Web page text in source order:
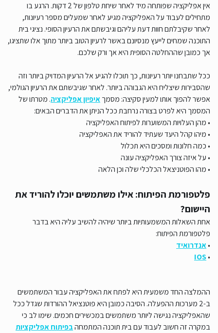
אין אפליקציה שפותחה מיד לאחר שיחת טלפון של 2 דקות. הרגע בו
מתחילים לעבוד על האפליקציה מגיע לאחר שמעלים מספר רעיונות,
לאחר שקיבלתם חוות דעת עליהם וגיבשתם את הרעיון הסופי. נציגי בית
התוכנה שמחים לייעץ מנסיונם באשר לרעיון הטוב ביותר מתוך אלו שתציגו,
אך כמובן שההחלטה הסופית היא אך ורק שלכם.
ככל שתבחנו יותר רעיונות, כך תוכלו להגיע אל הרעיון המדויק ביותר וזה
שהסבירות שיצליח היא הגבוהה ביותר. לאחר שגיבשתם את הרעיון הגולמי,
אפשר להפוך אותו למעין סקיצה: מסמךאיפיון אפליקציה. מטרתו של
המסמך היא לפרט בצורה נרחבת ככל הניתן את הדברים הבאים:
• מהן העלויות המשוערות לפיתוח האפליקציה
• מיהו קהל היעד שעתיד להוריד את האפליקציה
• כמה חלונות ומסכים היא תכלול
• על איזה צורך האפליקציה עונה
• מהו הפוטניצאל הכלכלי שלה וכן הלאה
פלטפורמת הפיתוח: אילו משתמשים יוכלו להוריד את
היישום?
אחת השאלות המשמעותיות ביותר שיהיה להשיב עליה היא בדבר
פלטפורמת הפיתוח:
•אנדרואיד
•
IOS
ההמלצה החד משמעית היא לפתח את האפליקציה עבור המשתמשים
ב-2 מערכות ההפעלה. הסיבה כמובן היא פוטנציאל ההורדות שגדל ככל
שהאפליקציה נגישה ליותר משתמשים במכשירים חכמים. שימו לב כי
במקרה זה חשוב לעבוד עם בית תוכנה המתמחהבפיתוח אפליקציות